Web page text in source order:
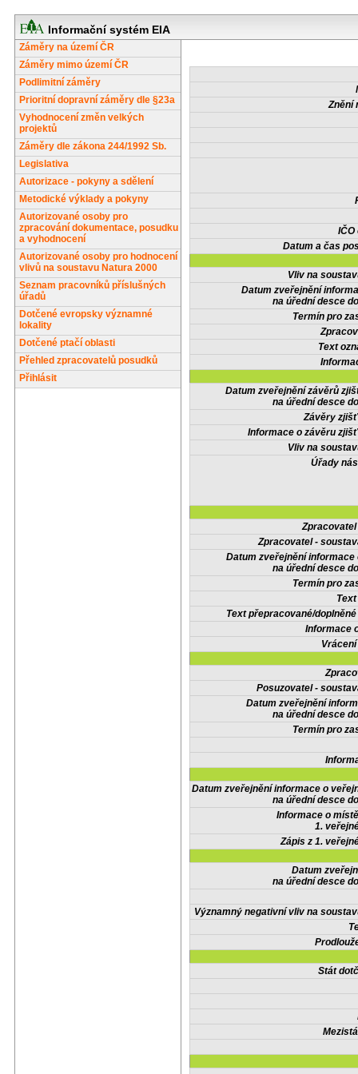
Informační systém EIA
Záměry na území ČR
Záměry mimo území ČR
Podlimitní záměry
Prioritní dopravní záměry dle §23a
Vyhodnocení změn velkých
projektů
Záměry dle zákona 244/1992 Sb.
Legislativa
Autorizace - pokyny a sdělení
Metodické výklady a pokyny
Autorizované osoby pro
zpracování dokumentace, posudku
a vyhodnocení
Autorizované osoby pro hodnocení
vlivů na soustavu Natura 2000
Seznam pracovníků příslušných
úřadů
Dotčené evropsky významné
lokality
Dotčené ptačí oblasti
Přehled zpracovatelů posudků
Přihlásit
Znění
IČO
Datum a čas
Vliv na
Datum zveřejnění
na úřední desce
Termín pro
Text
Datum zveřejnění závěrů
na úřední desce
Závěry
Informace o závěru
Vliv na
Úřady
Zpracovatel -
Datum zveřejnění informace
na úřední desce
Termín pro
Text přepracované/
Informace
Posuzovatel -
Datum zveřejnění
na úřední desce
Termín pro
Datum zveřejnění informace o
na úřední desce
Informace o
1.
Zápis z 1.
Datum
na úřední desce
Významný negativní vliv na
Stát